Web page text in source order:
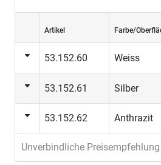
Artikel Farbe/
53.152.60 Weiss
53.152.61 Silber
53.152.62 Anthrazit
Unverbindliche